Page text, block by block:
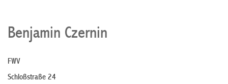
Benjamin Czernin
FWV
Schloßstraße 24